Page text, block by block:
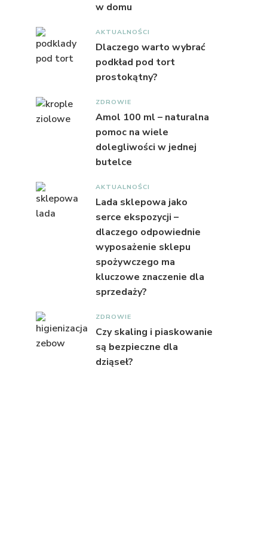
w domu
AKTUALNOŚCI
Dlaczego warto wybrać
podkład pod tort
prostokątny?
ZDROWIE
Amol 100 ml – naturalna
pomoc na wiele
dolegliwości w jednej
butelce
AKTUALNOŚCI
Lada sklepowa jako
serce ekspozycji –
dlaczego odpowiednie
wyposażenie sklepu
spożywczego ma
kluczowe znaczenie dla
sprzedaży?
ZDROWIE
Czy skaling i piaskowanie
są bezpieczne dla
dziąseł?